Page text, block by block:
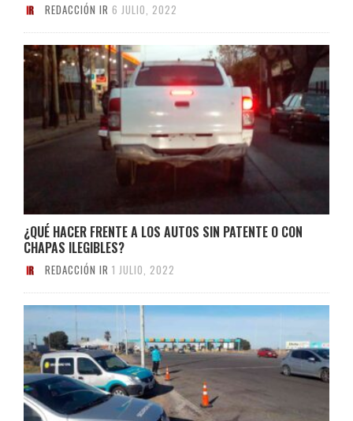
REDACCIÓN IR 6 JULIO, 2022
¿QUÉ HACER FRENTE A LOS AUTOS SIN PATENTE O CON
CHAPAS ILEGIBLES?
REDACCIÓN IR 1 JULIO, 2022